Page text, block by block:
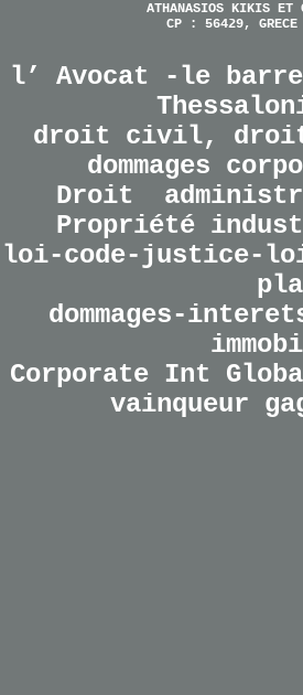
ATHANASIOS KIKIS ET
CP : 56429,
l’ Avocat -le
droit civil, droit
dommages
Droit
Propriété
loi-code-justice-
dommages-
Corporate Int
vainqueur